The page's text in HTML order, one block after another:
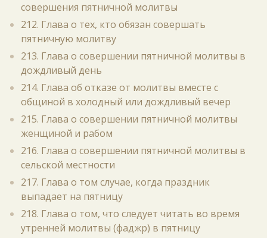
совершения пятничной молитвы
212. Глава о тех, кто обязан совершать
пятничную молитву
213. Глава о совершении пятничной молитвы в
дождливый день
214. Глава об отказе от молитвы вместе с
общиной в холодный или дождливый вечер
215. Глава о совершении пятничной молитвы
женщиной и рабом
216. Глава о совершении пятничной молитвы в
сельской местности
217. Глава о том случае, когда праздник
выпадает на пятницу
218. Глава о том, что следует читать во время
утренней молитвы (фаджр) в пятницу